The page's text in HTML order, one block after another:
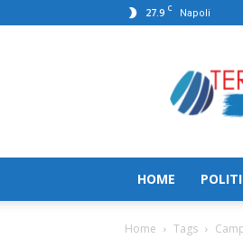
27.9 C Napoli
HOME
Home Tags